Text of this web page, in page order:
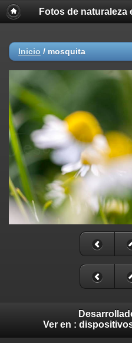
Fotos de naturaleza
Inicio / mosquita
Ver en :